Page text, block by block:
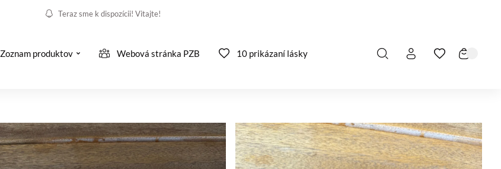
Teraz sme k dispozícii! Vitajte!
Zoznam produktov Webová stránka PZB 10 prikázaní lásky